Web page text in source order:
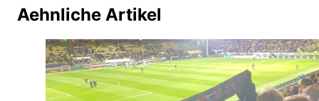
Aehnliche Artikel